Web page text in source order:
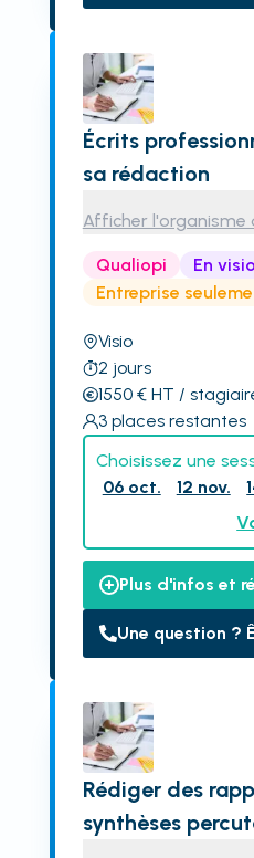
Écrits
sa rédaction
Afficher
Qualiopi En visio
Entreprise
Visio
2 jours
1550€ HT /
3 places restantes
Choisissez une
06 oct.
12 nov.
Plus d'infos et
Une question ?
Rédiger des
synthèses